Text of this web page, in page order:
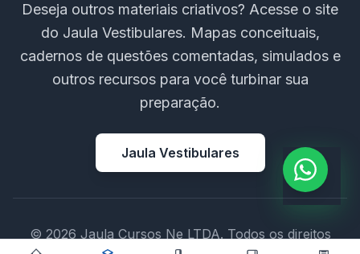
Deseja outros materiais criativos? Acesse o site
do Jaula Vestibulares. Mapas conceituais,
cadernos de questões comentadas, simulados e
outros recursos para você turbinar sua
preparação.
Jaula Vestibulares
© 2026 Jaula Cursos Ne LTDA. Todos os direitos